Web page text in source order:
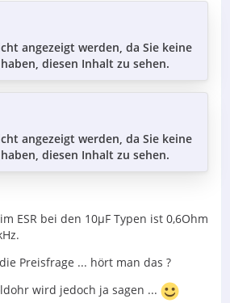
angezeigt werden, da Sie keine
diesen Inhalt zu sehen.
angezeigt werden, da Sie keine
diesen Inhalt zu sehen.
ESR bei den 10µF Typen ist 0,6Ohm
Preisfrage ... hört man das ?
wird jedoch ja sagen ...